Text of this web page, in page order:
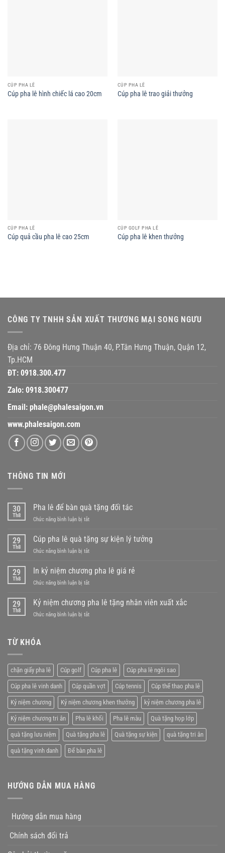
CÚP PHA LÊ
Cúp pha lê hình chiếc lá cao 20cm
CÚP PHA LÊ
Cúp pha lê trao giải thưởng
CÚP PHA LÊ
Cúp quả cầu pha lê cao 25cm
CÚP GOLF PHA LÊ
Cúp pha lê khen thưởng
CÔNG TY TNHH SẢN XUẤT THƯƠNG MẠI SONG NGƯU
Địa chỉ: 76 Đông Hưng Thuận 40, P.Tân Hưng Thuận, Quận 12,
Tp.HCM
ĐT: 0918.300.477
Zalo: 0918.300477
Email: phale@phalesaigon.vn
www.phalesaigon.com
THÔNG TIN MỚI
30
Th8
Pha lê để bàn quà tặng đối tác
Chức năng bình luận bị tắtở
lê
bàn
tặng
29
Th8
Cúp pha lê quà tặng sự kiện lý tưởng
Chức năng bình luận bị tắtở
pha
lê
quà
sự
29
Th8
In kỷ niệm chương pha lê giá rẻ
Chức năng bình luận bị tắtở
kỷ
chương
29
Th8
Kỷ niệm chương pha lê tặng nhân viên xuất xắc
Chức năng bình luận bị tắtở
tặng
nhân
viên
xuất
xắc
TỪ KHÓA
chặn giấy pha lê Cúp golf Cúp pha lê Cúp pha lê ngôi sao
Cúp pha lê vinh danh Cúp quần vợt Cúp tennis Cúp thể thao pha lê
Kỷ niệm chương Kỷ niệm chương khen thưởng kỷ niệm chương pha lê
Kỷ niệm chương tri ân Pha lê khối Pha lê màu Quà tặng họp lớp
quà tặng lưu niệm Quà tặng pha lê Quà tặng sự kiện quà tặng tri ân
quà tặng vinh danh Để bàn pha lê
HƯỚNG DẪN MUA HÀNG
Hướng dẫn mua hàng
Chính sách đổi trả